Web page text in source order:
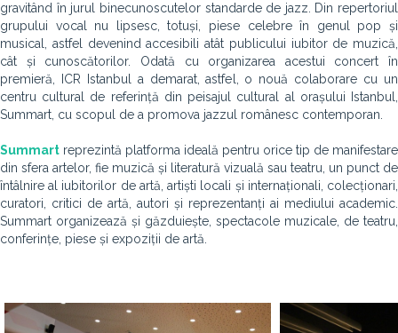
gravitând în jurul binecunoscutelor standarde de jazz. Din repertoriul
grupului vocal nu lipsesc, totuși, piese celebre în genul pop și
musical, astfel devenind accesibili atât publicului iubitor de muzică,
cât și cunoscătorilor. Odată cu organizarea acestui concert în
premieră, ICR Istanbul a demarat, astfel, o nouă colaborare cu un
centru cultural de referință din peisajul cultural al orașului Istanbul,
Summart, cu scopul de a promova jazzul românesc contemporan.
Summart reprezintă platforma ideală pentru orice tip de manifestare
din sfera artelor, fie muzică și literatură vizuală sau teatru, un punct de
întâlnire al iubitorilor de artă, artiști locali și internaționali, colecționari,
curatori, critici de artă, autori și reprezentanți ai mediului academic.
Summart organizează și găzduiește, spectacole muzicale, de teatru,
conferințe, piese și expoziții de artă.